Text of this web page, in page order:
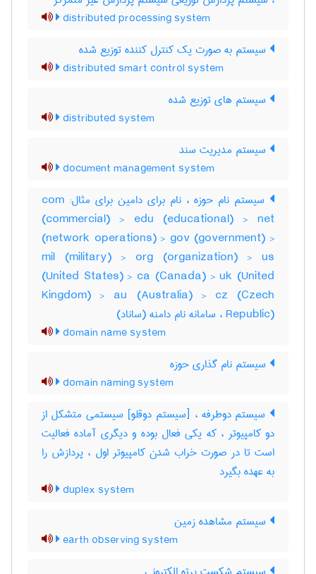
distributed processing system
سیستم به صورت یک کنترل کننده توزیع شده
distributed smart control system
سیستم های توزیع شده
distributed system
سیستم مدیریت سند
document management system
سیستم نام حوزه ، نام برای دامین برای مثال: com
(commercial) > edu (educational) > net
(network operations) > gov (government) >
mil (military) > org (organization) > us
(United States) > ca (Canada) > uk (United
Kingdom) > au (Australia) > cz (Czech
Republic) ، سامانه نام دامنه (ساناد)
domain name system
سیستم نام گذاری حوزه
domain naming system
سیستم دوطرفه ، [سیستم دوقلو] سیستمی متشکل از
دو کامپیوتر ، که یکی فعال بوده و دیگری آماده فعالیت
است تا در صورت خراب شدن کامپیوتر اول ، پردازش را
به عهده بگیرد
duplex system
سیستم مشاهده زمین
earth observing system